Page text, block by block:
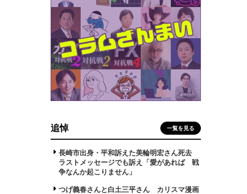
追悼 一覧を見る
長崎市出身・平和訴えた美輪明宏さん死去
ラストメッセージでも訴え「愛があれば 戦
争なんか起こりません」
つげ義春さんと白土三平さん カリスマ漫画